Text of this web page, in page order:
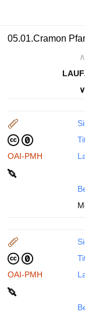
05.01.Cramon
∧
∨
OAI-PMH
OAI-PMH